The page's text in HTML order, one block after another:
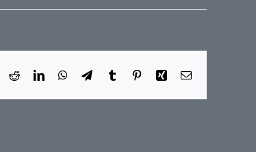
RedditLinkedInWhatsApp
TelegramTumblr PinterestXing E-